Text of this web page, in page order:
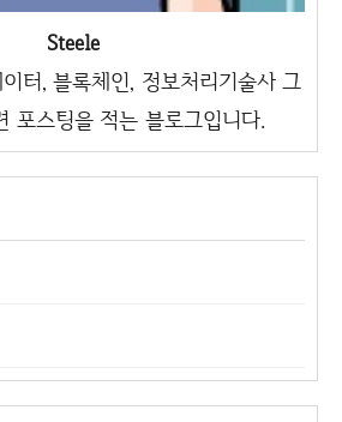
Steele
터, 블록체인, 정보처리기술사 그
포스팅을 적는 블로그입니다.